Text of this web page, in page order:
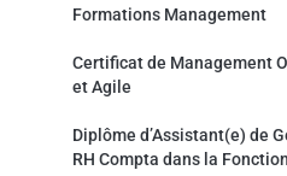
Formations Management
Certificat de Management
et Agile
Diplôme d’Assistant(e) de
RH Compta dans la